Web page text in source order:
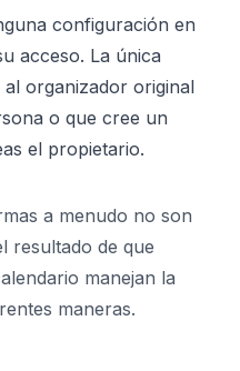
configuración en
acceso. La única
organizador original
o que cree un
el propietario.
a menudo no son
resultado de que
manejan la
maneras.